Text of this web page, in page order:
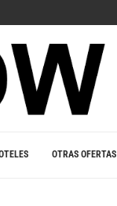
OTRAS OFERTAS